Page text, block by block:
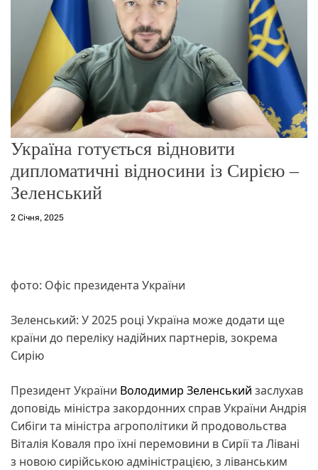
о
р
е
ж
и
Україна готується відновити
дипломатичні відносини із Сирією –
Зеленський
2 Січня, 2025
фото: Офіс президента України
Зеленський: У 2025 році Україна може додати ще
країни до переліку надійних партнерів, зокрема
Сирію
Президент України Володимир Зеленський заслухав
доповідь міністра закордонних справ України Андрія
Сибіги та міністра агрополітики й продовольства
Віталія Коваля про їхні перемовини в Сирії та Лівані
з новою сирійською адміністрацією, з ліванським